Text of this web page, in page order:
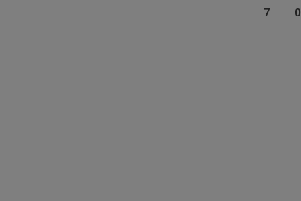
7 0